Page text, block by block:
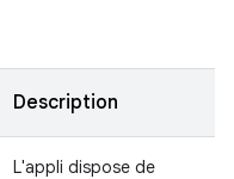
Description
L'appli dispose de